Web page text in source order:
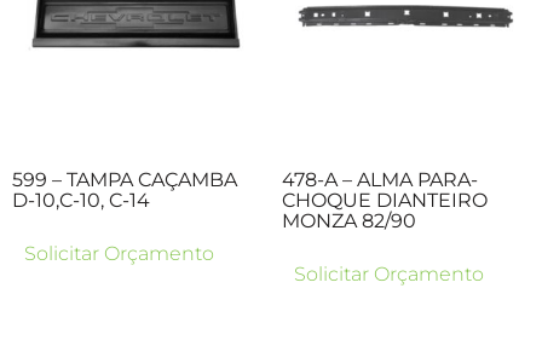
599 – TAMPA CAÇAMBA
D-10,C-10, C-14
Solicitar Orçamento
478-A – ALMA PARA-
CHOQUE DIANTEIRO
MONZA 82/90
Solicitar Orçamento